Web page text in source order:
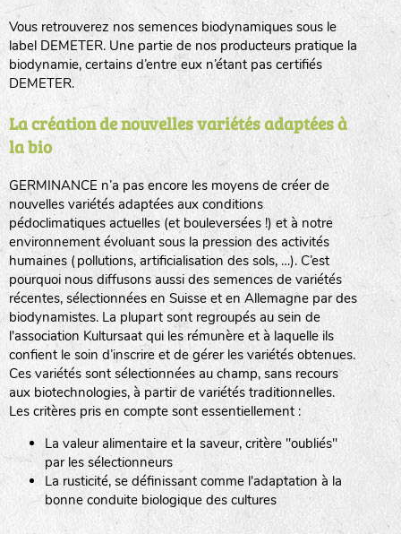
Vous retrouverez nos semences biodynamiques sous le
label DEMETER. Une partie de nos producteurs pratique la
biodynamie, certains d’entre eux n’étant pas certifiés
DEMETER.
La création de nouvelles variétés adaptées à
la bio
GERMINANCE n’a pas encore les moyens de créer de
nouvelles variétés adaptées aux conditions
pédoclimatiques actuelles (et bouleversées !) et à notre
environnement évoluant sous la pression des activités
humaines (pollutions, artificialisation des sols, …). C’est
pourquoi nous diffusons aussi des semences de variétés
récentes, sélectionnées en Suisse et en Allemagne par des
biodynamistes. La plupart sont regroupés au sein de
l'association Kultursaat qui les rémunère et à laquelle ils
confient le soin d’inscrire et de gérer les variétés obtenues.
Ces variétés sont sélectionnées au champ, sans recours
aux biotechnologies, à partir de variétés traditionnelles.
Les critères pris en compte sont essentiellement :
La valeur alimentaire et la saveur, critère "oubliés"
par les sélectionneurs
La rusticité, se définissant comme l'adaptation à la
bonne conduite biologique des cultures
BINGENHEIMER SAATGUT (BGH)
www.bingenheimersaatgut.de
DE BOLSTER (DBO)
www.bolster.nl
GRAINE DEL PAÏS (GDP)
www.grainesdelpais.com
JARDIN EN’VIE (JEV)
LA BOITE A GRAINES (LBAG)
: Engrais vert
L: Légumes
A: Aromatiques
BEL : Code de la variété
(Ici Belle de nuit)
20 : Année de récolte(ici 2020)
BPA : Initiales du producteur ou du fournisseur de la
semence.
1 : Numéro d’ordre du lot
A : Sans calibre.
G: Gros
M: Moyen calibre
P: Petit calibre
Légumes feuilles
Légumes racines
Plantes aromatiques